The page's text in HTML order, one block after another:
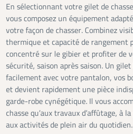
En sélectionnant votre gilet de
vous composez un équipement
votre façon de chasser. Combinez
thermique et capacité de rangement
concentré sur le gibier et profiter de
sécurité, saison après saison. Un
facilement avec votre pantalon, vos
et devient rapidement une pièce
garde-robe cynégétique. Il vous
chasse qu’aux travaux d’affûtage, à
aux activités de plein air du quotidien.